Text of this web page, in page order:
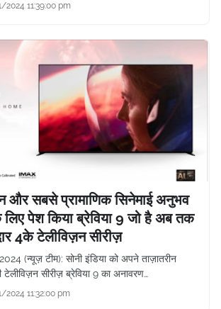
2024 11:39:00 pm
और सबसे प्रामाणिक सिनेमाई अनुभव
पेश किया ब्रेविया 9 जो है अब तक
4के टेलीविज़न सीरीज़
(न्यूज़ टीम): सोनी इंडिया को अपने ताज़ातरीन
टेलीविज़न सीरीज़ ब्रेविया 9 का अनावरण…
2024 11:32:00 pm